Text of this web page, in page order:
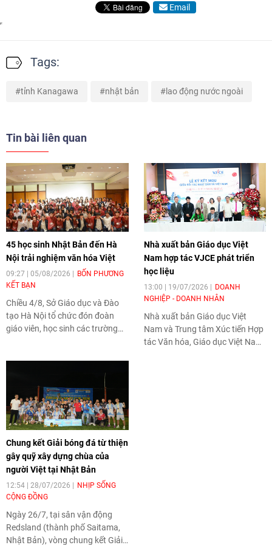
Email
Tags:
tỉnh Kanagawa nhật bản lao động nước ngoài
Tin bài liên quan
45 học sinh Nhật Bản đến Hà
Nội trải nghiệm văn hóa Việt
09:27 | 05/08/2026
BỐN PHƯƠNG
KẾT BẠN
Chiều 4/8, Sở Giáo dục và Đào
tạo Hà Nội tổ chức đón đoàn
giáo viên, học sinh các trường
Nhà xuất bản Giáo dục Việt
Nam hợp tác VJCE phát triển
học liệu
13:00 | 19/07/2026
DOANH
NGHIỆP - DOANH NHÂN
Nhà xuất bản Giáo dục Việt
Nam và Trung tâm Xúc tiến Hợp
tác Văn hóa, Giáo dục Việt Nam
Chung kết Giải bóng đá từ thiện
gây quỹ xây dựng chùa của
người Việt tại Nhật Bản
12:54 | 28/07/2026
NHỊP SỐNG
CỘNG ĐỒNG
Ngày 26/7, tại sân vận động
Redsland (thành phố Saitama,
Nhật Bản), vòng chung kết Giải